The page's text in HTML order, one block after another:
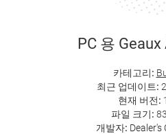
PC 용
카테고리:
최근 업데이트:
현재 버전:
파일 크기:
개발자: Dealer's